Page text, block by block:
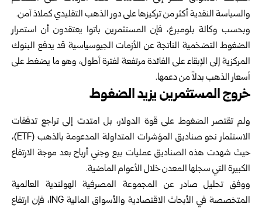
والسياسة النقدية أكثر من تركيزها على دور الذهب التقليدي كملاذ آمن.
وبحسب وكالة بلومبرغ، فإن المستثمرين باتوا يعتقدون أن استمرار
الضغوط التضخمية الناتجة عن الأزمات الجيوسياسية قد يدفع البنوك
المركزية إلى الإبقاء على الفائدة مرتفعة لفترة أطول، وهو ما يضغط على
أسعار الذهب بدلاً من دعمها.
خروج المستثمرين يزيد الضغوط
ولم تقتصر الضغوط على قوة الدولار، بل امتدت إلى تراجع تدفقات
الاستثمار نحو صناديق المؤشرات المتداولة المدعومة بالذهب (ETF)،
حيث شهدت هذه الصناديق عمليات بيع وجني أرباح بعد موجة الارتفاع
الكبيرة التي سجلها المعدن خلال الأعوام الماضية.
ووفق تحليل صادر عن المجموعة المصرفية الهولندية العالمية
المتخصصة في الأبحاث الاقتصادية والأسواق المالية ING، فإن ارتفاع